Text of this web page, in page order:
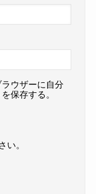
ウザーに自分
保存する。
い。